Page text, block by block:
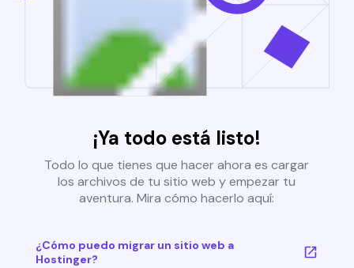
¡Ya todo está listo!
Todo lo que tienes que hacer ahora es cargar
los archivos de tu sitio web y empezar tu
aventura. Mira cómo hacerlo aquí:
¿Cómo puedo migrar un sitio web a
Hostinger?